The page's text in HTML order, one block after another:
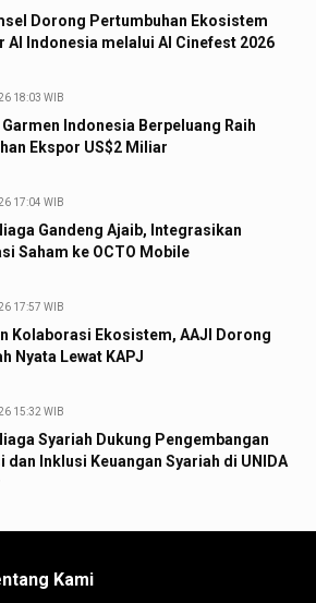
Dorong Pertumbuhan Ekosistem
AI Indonesia melalui AI Cinefest 2026
18:03 WIB
Indonesia Berpeluang Raih
Ekspor US$2 Miliar
17:04 WIB
Gandeng Ajaib, Integrasikan
Saham ke OCTO Mobile
17:57 WIB
Kolaborasi Ekosistem, AAJI Dorong
Nyata Lewat KAPJ
15:32 WIB
Syariah Dukung Pengembangan
dan Inklusi Keuangan Syariah di UNIDA
Kami